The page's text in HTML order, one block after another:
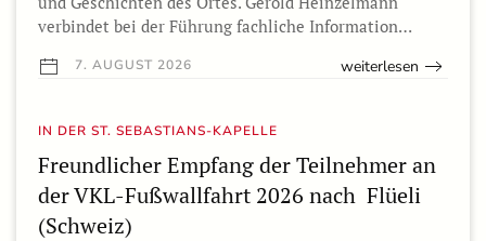
verbindet bei der Führung fachliche Information…
7. AUGUST 2026 weiterlesen
IN DER ST. SEBASTIANS-KAPELLE
Freundlicher Empfang der Teilnehmer an
der VKL-Fußwallfahrt 2026 nach Flüeli
(Schweiz)